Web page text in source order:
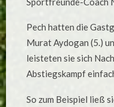
Pech hatten die
Murat Aydogan (5.)
leisteten sie sich
Abstiegskampf
So zum Beispiel ließ